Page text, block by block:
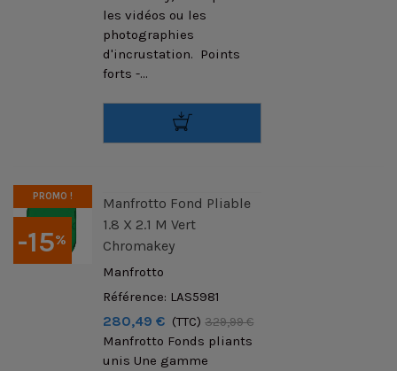
les vidéos ou les
photographies
d'incrustation. Points
forts -...
-15%
PROMO !
Manfrotto Fond Pliable
1.8 X 2.1 M Vert
Chromakey
Manfrotto
Référence: LAS5981
280,49 € (TTC) 329,99 €
Manfrotto Fonds pliants
unis Une gamme